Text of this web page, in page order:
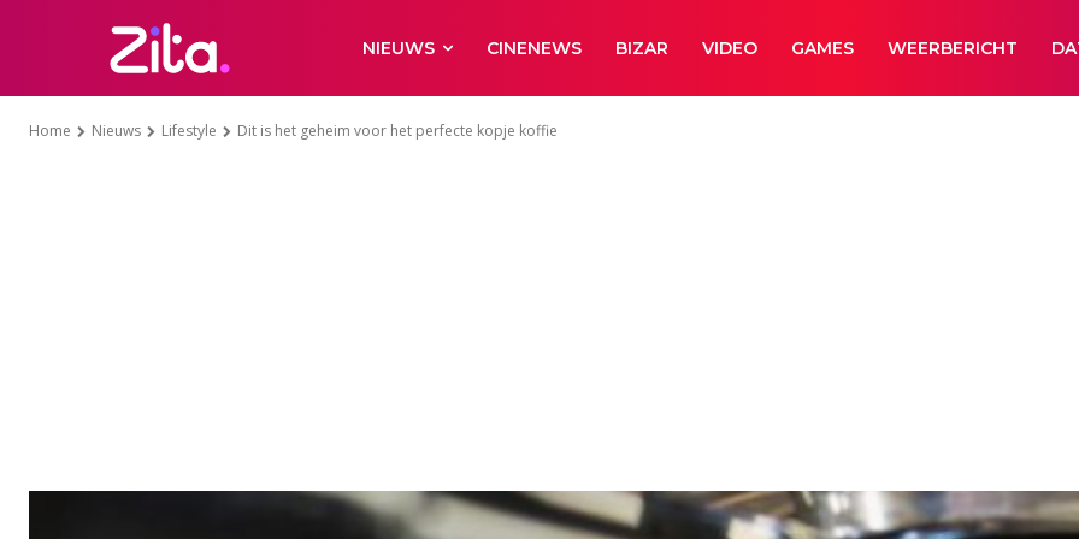
NIEUWS CINENEWS BIZAR VIDEO GAMES WEERBERICHT
Home Nieuws Lifestyle Dit is het geheim voor het perfecte kopje koffie